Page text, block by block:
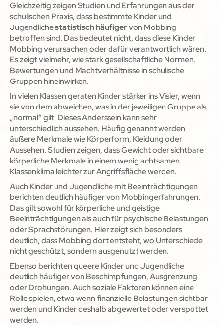
Gleichzeitig zeigen Studien und Erfahrungen aus der
schulischen Praxis, dass bestimmte Kinder und
Jugendlichestatistisch häufigervon Mobbing
betroffen sind. Das bedeutet nicht, dass diese Kinder
Mobbing verursachen oder dafür verantwortlich wären.
Es zeigt vielmehr, wie stark gesellschaftliche Normen,
Bewertungen und Machtverhältnisse in schulische
Gruppen hineinwirken.
In vielen Klassen geraten Kinder stärker ins Visier, wenn
sie von dem abweichen, was in der jeweiligen Gruppe als
„normal“ gilt. Dieses Anderssein kann sehr
unterschiedlich aussehen. Häufig genannt werden
äußere Merkmale wie Körperform, Kleidung oder
Aussehen. Studien zeigen, dass Gewicht oder sichtbare
körperliche Merkmale in einem wenig achtsamen
Klassenklima leichter zur Angriffsfläche werden.
Auch Kinder und Jugendliche mit Beeinträchtigungen
berichten deutlich häufiger von Mobbingerfahrungen.
Das gilt sowohl für körperliche und geistige
Beeinträchtigungen als auch für psychische Belastungen
oder Sprachstörungen. Hier zeigt sich besonders
deutlich, dass Mobbing dort entsteht, wo Unterschiede
nicht geschützt, sondern ausgenutzt werden.
Ebenso berichten queere Kinder und Jugendliche
deutlich häufiger von Beschimpfungen, Ausgrenzung
oder Drohungen. Auch soziale Faktoren können eine
Rolle spielen, etwa wenn finanzielle Belastungen sichtbar
werden und Kinder deshalb abgewertet oder verspottet
werden.